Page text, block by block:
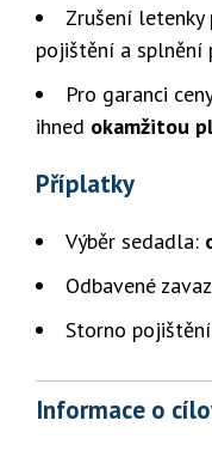
Zrušení letenky
pojištění a splnění
Pro garanci
ihned okamžitou
Příplatky
Výběr sedadla:
Odbavené
Storno
Informace o